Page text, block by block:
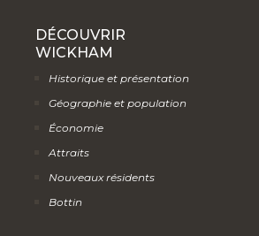
DÉCOUVRIR
WICKHAM
Historique et présentation
Géographie et population
Économie
Attraits
Nouveaux résidents
Bottin